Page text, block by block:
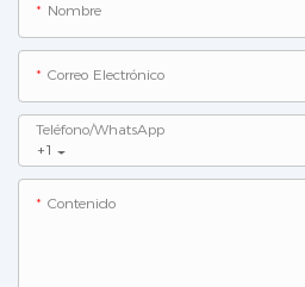
Nombre
Correo Electrónico
+1
Teléfono/WhatsApp
Contenido